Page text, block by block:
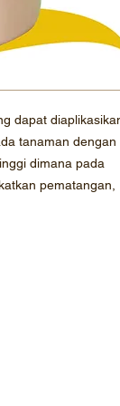
dapat
tanaman dengan
dimana pada
pematangan,